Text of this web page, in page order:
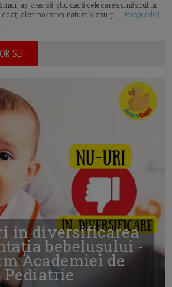
aș vrea să știu dacă cele care au născut la
ce ați ales: nașterea naturală sau p... |Raspunde |
SEF
in diversificarea
bebelușului -
Academiei de
Pediatrie